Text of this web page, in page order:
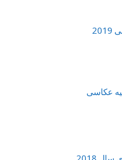
عکاسی